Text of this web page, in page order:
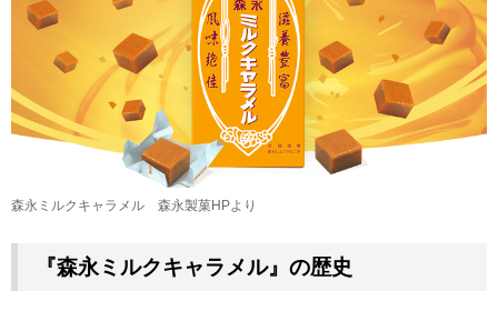
森永ミルクキャラメル 森永製菓HPより
『森永ミルクキャラメル』の歴史